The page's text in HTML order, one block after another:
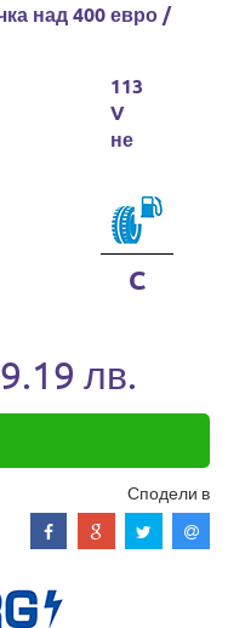
над 400 евро /
113
V
не
C
лв.
Сподели в